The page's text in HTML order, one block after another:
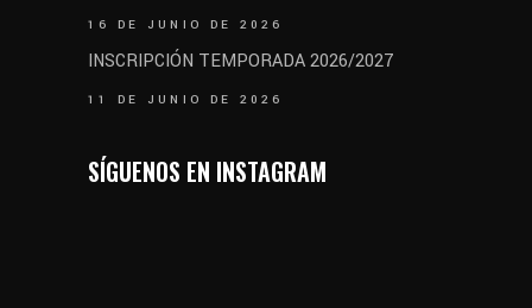
16 DE JUNIO DE 2026
INSCRIPCIÓN TEMPORADA 2026/2027
11 DE JUNIO DE 2026
SÍGUENOS EN INSTAGRAM